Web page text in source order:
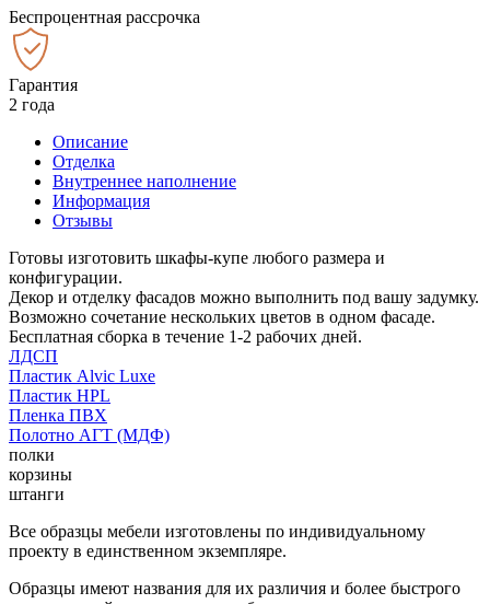
Беспроцентная рассрочка
Гарантия
2 года
Описание
Отделка
Внутреннее наполнение
Информация
Отзывы
Готовы изготовить шкафы-купе любого размера и
конфигурации.
Декор и отделку фасадов можно выполнить под вашу задумку.
Возможно сочетание нескольких цветов в одном фасаде.
Бесплатная сборка в течение 1-2 рабочих дней.
ЛДСП
Пластик Alvic Luxe
Пластик HPL
Пленка ПВХ
Полотно АГТ (МДФ)
полки
корзины
штанги
Все образцы мебели изготовлены по индивидуальному
проекту в единственном экземпляре.
Образцы имеют названия для их различия и более быстрого